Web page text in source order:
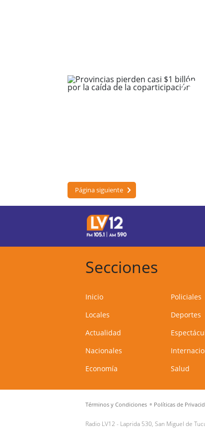
Página siguiente
Secciones
Inicio
Locales
Actualidad
Nacionales
Economía
Policiales
Deportes
Salud
Términos y Condiciones Políticas de
Radio LV12 - Laprida 530, San Miguel de